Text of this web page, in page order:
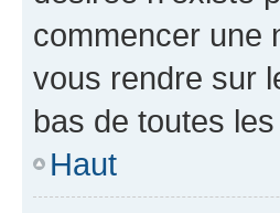
commencer une
vous rendre sur
bas de toutes
Haut